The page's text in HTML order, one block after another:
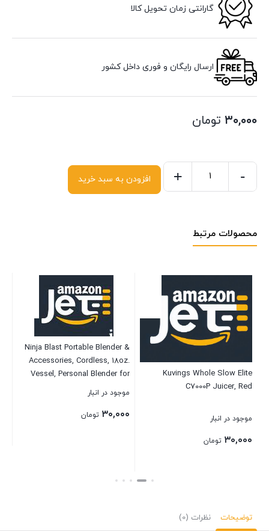
گارانتی زمان تحویل کالا
ارسال رایگان و فوری داخل کشور
۳۰,۰۰۰ تومان
-
+ افزودن به سبد خرید
محصولات مرتبط
Kuvings Whole Slow Elite
C7000P Juicer, Red
موجود در انبار
۳۰,۰۰۰ تومان
Ninja Blast Portable Blender &
Accessories, Cordless, 18oz.
Vessel, Personal Blender for
Shakes & Smoothies,
USB-C Cord, Dishwasher Safe
موجود در انبار
۳۰,۰۰۰ تومان
توضیحات نظرات (0)